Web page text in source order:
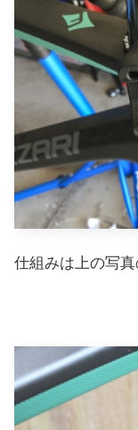
仕組みは上の写真